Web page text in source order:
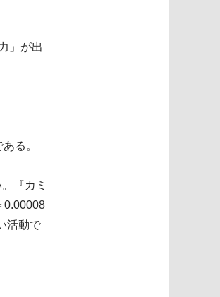
」が出
る。
『カミ
0.00008
活動で